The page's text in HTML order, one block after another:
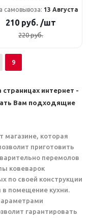
самовывоза: 13 Августа
210 руб. /шт
220руб.
9
интернет -
Вам подходящие
которая
приготовить
перемолов
ковеварок
по своей конструкции
помещение кухни.
гарантировать